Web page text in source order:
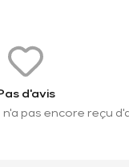
d'avis
pas encore reçu